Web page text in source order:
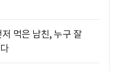
먹은 남친, 누구 잘